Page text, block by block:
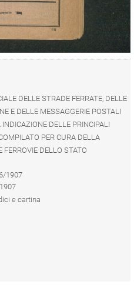
DELLE STRADE FERRATE, DELLE
E DELLE MESSAGGERIE POSTALI
DELLE PRINCIPALI
PER CURA DELLA
FERROVIE DELLO STATO
1907
e cartina